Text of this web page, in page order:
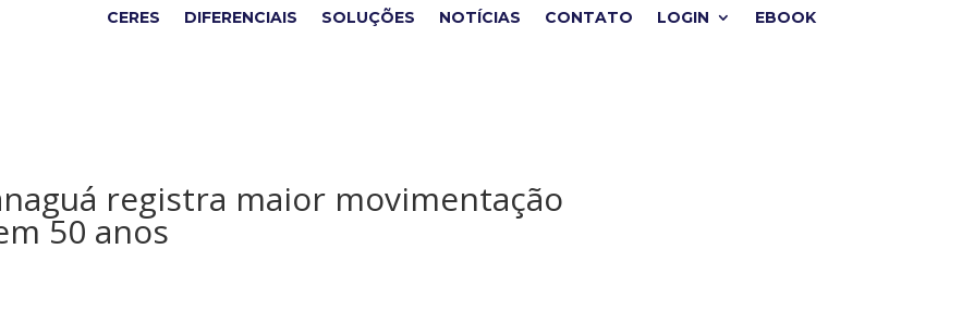
CERES DIFERENCIAIS SOLUÇÕES NOTÍCIAS CONTATO LOGIN EBOOK
registra maior movimentação
50 anos